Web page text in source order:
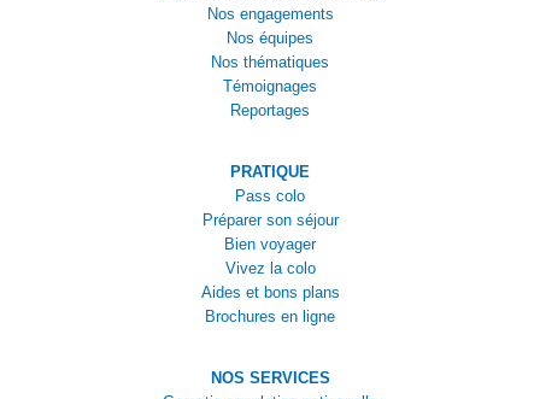
Nos engagements
Nos équipes
Nos thématiques
Témoignages
Reportages
PRATIQUE
Pass colo
Préparer son séjour
Bien voyager
Vivez la colo
Aides et bons plans
Brochures en ligne
NOS SERVICES